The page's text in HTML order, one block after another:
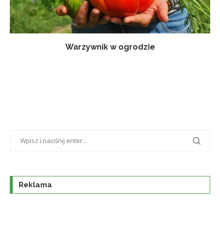
Warzywnik w ogrodzie
Reklama